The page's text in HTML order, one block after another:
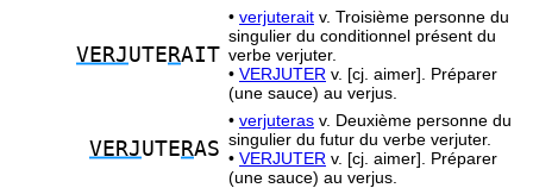
VERJUTE RAIT
• verjuterait v. Troisième personne du
singulier du conditionnel présent du
verbe verjuter.
• VERJUTER v. [cj. aimer]. Préparer
(une sauce) au verjus.
VERJUTE RAS
• verjuteras v. Deuxième personne du
singulier du futur du verbe verjuter.
• VERJUTER v. [cj. aimer]. Préparer
(une sauce) au verjus.